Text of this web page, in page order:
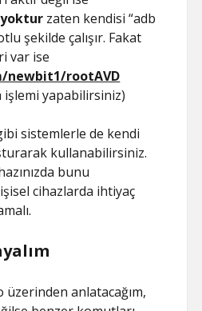
zaten kendisi “adb
şekilde çalışır. Fakat
var ise
rootAVD
yapabilirsiniz)
sistemlerle de kendi
kullanabilirsiniz.
bunu
cihazlarda ihtiyaç
anlatacağım,